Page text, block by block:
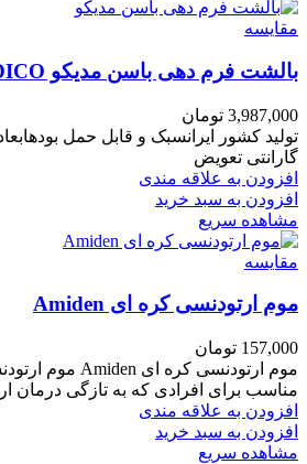
مقایسه
بالشت فرم دهی باسن مدیکو BBL MEDICO
3,987,000 تومان
گارانتی تعویض
افزودن به علاقه مندی
افزودن به سبد خرید
مشاهده سریع
مقایسه
موم ارتودنسی کره ای Amiden
157,000 تومان
مناسب برای افرادی که به تازگی درمان
افزودن به علاقه مندی
افزودن به سبد خرید
مشاهده سریع